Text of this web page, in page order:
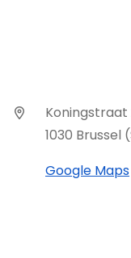
Koningstraat
1030 Brussel
Google Maps